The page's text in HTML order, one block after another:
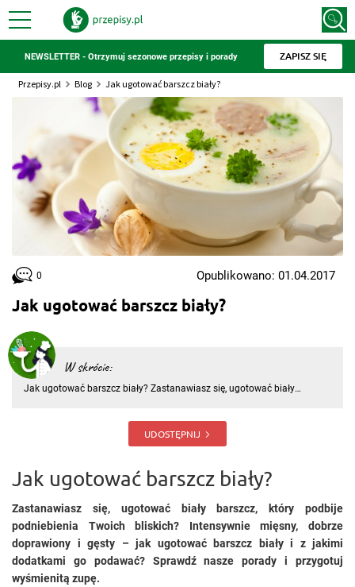
NEWSLETTER - Otrzymuj sezonowe przepisy i porady ZAPISZ SIĘ
Przepisy.pl Blog Jak ugotować barszcz biały?
Jak ugotować barszcz biały?
W skrócie:
Jak ugotować barszcz biały? Zastanawiasz się, ugotować biały
jakimi dodatkami go podawać? Sprawdź nasze porady i przygotuj
UDOSTĘPNIJ
0 Opublikowano: 01.04.2017
Jak ugotować barszcz biały?
Zastanawiasz się, ugotować biały barszcz, który podbije
podniebienia Twoich bliskich? Intensywnie mięsny, dobrze
doprawiony i gęsty – jak ugotować barszcz biały i z jakimi
dodatkami go podawać? Sprawdź nasze porady i przygotuj
wyśmienitą zupę.